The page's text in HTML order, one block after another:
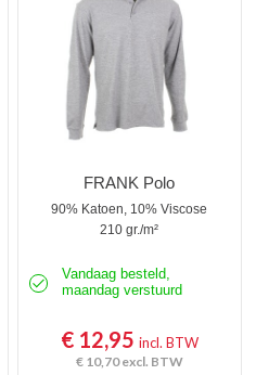
FRANK Polo
90% Katoen, 10% Viscose
210 gr./m²
Vandaag besteld,
maandag verstuurd
€ 12,95 incl. BTW
€ 10,70excl. BTW